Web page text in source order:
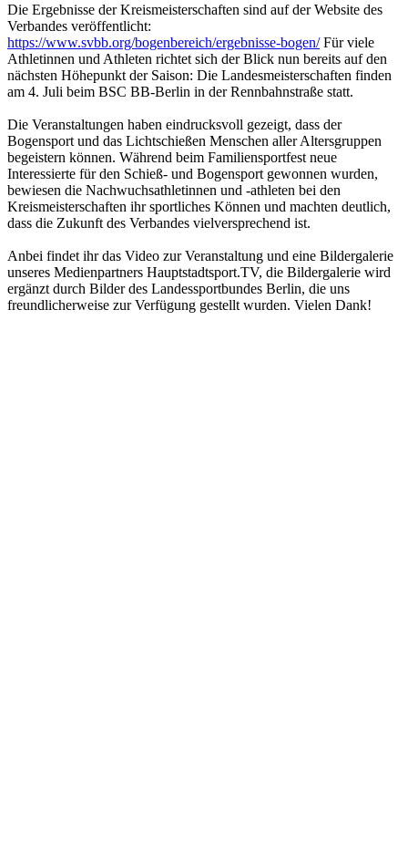
Die Ergebnisse der Kreismeisterschaften sind auf der Website des
Verbandes veröffentlicht:
https://www.svbb.org/bogenbereich/ergebnisse-bogen/Für viele
Athletinnen und Athleten richtet sich der Blick nun bereits auf den
nächsten Höhepunkt der Saison: Die Landesmeisterschaften finden
am 4. Juli beim BSC BB-Berlin in der Rennbahnstraße statt.
Die Veranstaltungen haben eindrucksvoll gezeigt, dass der
Bogensport und das Lichtschießen Menschen aller Altersgruppen
begeistern können. Während beim Familiensportfest neue
Interessierte für den Schieß- und Bogensport gewonnen wurden,
bewiesen die Nachwuchsathletinnen und -athleten bei den
Kreismeisterschaften ihr sportliches Können und machten deutlich,
dass die Zukunft des Verbandes vielversprechend ist.
Anbei findet ihr das Video zur Veranstaltung und eine Bildergalerie
unseres Medienpartners Hauptstadtsport.TV, die Bildergalerie wird
ergänzt durch Bilder des Landessportbundes Berlin, die uns
freundlicherweise zur Verfügung gestellt wurden. Vielen Dank!